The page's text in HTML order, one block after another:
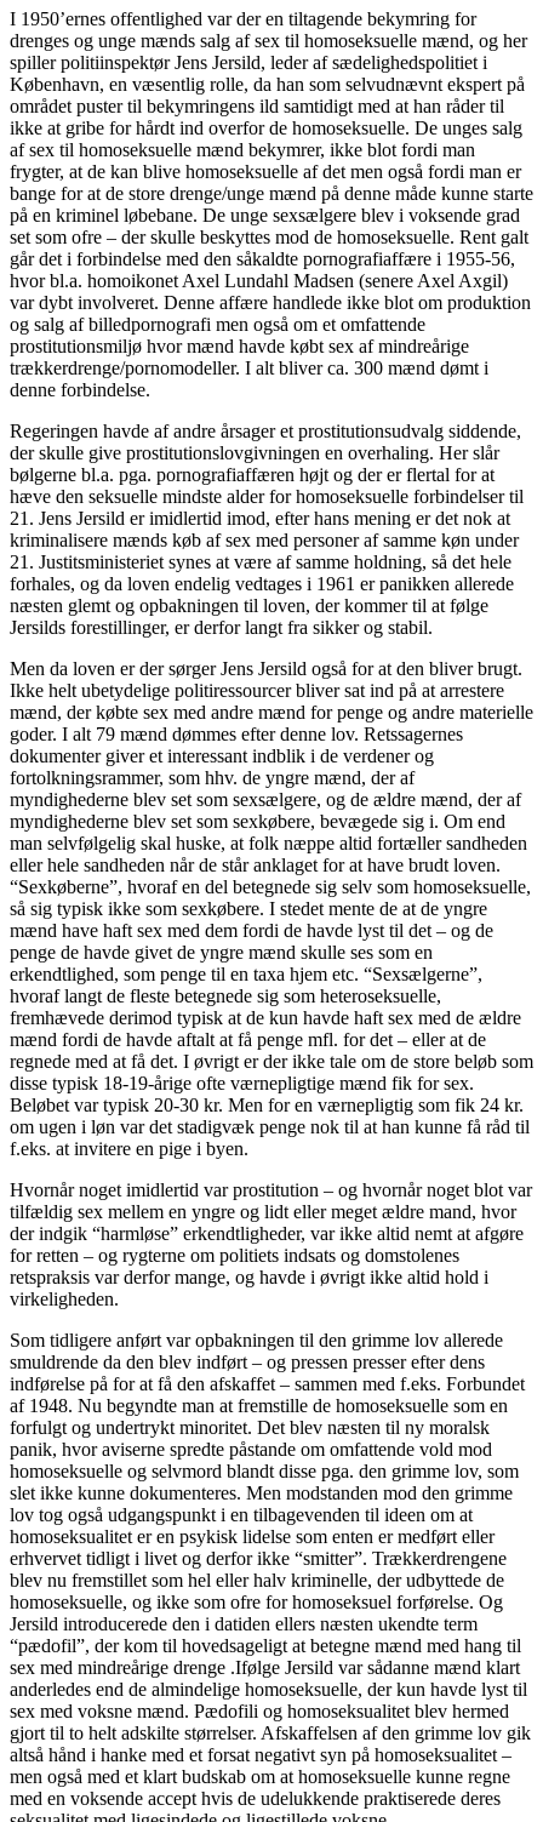
I 1950’ernes offentlighed var der en tiltagende bekymring for
drenges og unge mænds salg af sex til homoseksuelle mænd, og her
spiller politiinspektør Jens Jersild, leder af sædelighedspolitiet i
København, en væsentlig rolle, da han som selvudnævnt ekspert på
området puster til bekymringens ild samtidigt med at han råder til
ikke at gribe for hårdt ind overfor de homoseksuelle. De unges salg
af sex til homoseksuelle mænd bekymrer, ikke blot fordi man
frygter, at de kan blive homoseksuelle af det men også fordi man er
bange for at de store drenge/unge mænd på denne måde kunne starte
på en kriminel løbebane. De unge sexsælgere blev i voksende grad
set som ofre – der skulle beskyttes mod de homoseksuelle. Rent galt
går det i forbindelse med den såkaldte pornografiaffære i 1955-56,
hvor bl.a. homoikonet Axel Lundahl Madsen (senere Axel Axgil)
var dybt involveret. Denne affære handlede ikke blot om produktion
og salg af billedpornografi men også om et omfattende
prostitutionsmiljø hvor mænd havde købt sex af mindreårige
trækkerdrenge/pornomodeller. I alt bliver ca. 300 mænd dømt i
denne forbindelse.
Regeringen havde af andre årsager et prostitutionsudvalg siddende,
der skulle give prostitutionslovgivningen en overhaling. Her slår
bølgerne bl.a. pga. pornografiaffæren højt og der er flertal for at
hæve den seksuelle mindste alder for homoseksuelle forbindelser til
21. Jens Jersild er imidlertid imod, efter hans mening er det nok at
kriminalisere mænds køb af sex med personer af samme køn under
21. Justitsministeriet synes at være af samme holdning, så det hele
forhales, og da loven endelig vedtages i 1961 er panikken allerede
næsten glemt og opbakningen til loven, der kommer til at følge
Jersilds forestillinger, er derfor langt fra sikker og stabil.
Men da loven er der sørger Jens Jersild også for at den bliver brugt.
Ikke helt ubetydelige politiressourcer bliver sat ind på at arrestere
mænd, der købte sex med andre mænd for penge og andre materielle
goder. I alt 79 mænd dømmes efter denne lov. Retssagernes
dokumenter giver et interessant indblik i de verdener og
fortolkningsrammer, som hhv. de yngre mænd, der af
myndighederne blev set som sexsælgere, og de ældre mænd, der af
myndighederne blev set som sexkøbere, bevægede sig i. Om end
man selvfølgelig skal huske, at folk næppe altid fortæller sandheden
eller hele sandheden når de står anklaget for at have brudt loven.
“Sexkøberne”, hvoraf en del betegnede sig selv som homoseksuelle,
så sig typisk ikke som sexkøbere. I stedet mente de at de yngre
mænd have haft sex med dem fordi de havde lyst til det – og de
penge de havde givet de yngre mænd skulle ses som en
erkendtlighed, som penge til en taxa hjem etc. “Sexsælgerne”,
hvoraf langt de fleste betegnede sig som heteroseksuelle,
fremhævede derimod typisk at de kun havde haft sex med de ældre
mænd fordi de havde aftalt at få penge mfl. for det – eller at de
regnede med at få det. I øvrigt er der ikke tale om de store beløb som
disse typisk 18-19-årige ofte værnepligtige mænd fik for sex.
Beløbet var typisk 20-30 kr. Men for en værnepligtig som fik 24 kr.
om ugen i løn var det stadigvæk penge nok til at han kunne få råd til
f.eks. at invitere en pige i byen.
Hvornår noget imidlertid var prostitution – og hvornår noget blot var
tilfældig sex mellem en yngre og lidt eller meget ældre mand, hvor
der indgik “harmløse” erkendtligheder, var ikke altid nemt at afgøre
for retten – og rygterne om politiets indsats og domstolenes
retspraksis var derfor mange, og havde i øvrigt ikke altid hold i
virkeligheden.
Som tidligere anført var opbakningen til den grimme lov allerede
smuldrende da den blev indført – og pressen presser efter dens
indførelse på for at få den afskaffet – sammen med f.eks. Forbundet
af 1948. Nu begyndte man at fremstille de homoseksuelle som en
forfulgt og undertrykt minoritet. Det blev næsten til ny moralsk
panik, hvor aviserne spredte påstande om omfattende vold mod
homoseksuelle og selvmord blandt disse pga. den grimme lov, som
slet ikke kunne dokumenteres. Men modstanden mod den grimme
lov tog også udgangspunkt i en tilbagevenden til ideen om at
homoseksualitet er en psykisk lidelse som enten er medført eller
erhvervet tidligt i livet og derfor ikke “smitter”. Trækkerdrengene
blev nu fremstillet som hel eller halv kriminelle, der udbyttede de
homoseksuelle, og ikke som ofre for homoseksuel forførelse. Og
Jersild introducerede den i datiden ellers næsten ukendte term
“pædofil”, der kom til hovedsageligt at betegne mænd med hang til
sex med mindreårige drenge .Ifølge Jersild var sådanne mænd klart
anderledes end de almindelige homoseksuelle, der kun havde lyst til
sex med voksne mænd. Pædofili og homoseksualitet blev hermed
gjort til to helt adskilte størrelser. Afskaffelsen af den grimme lov gik
altså hånd i hanke med et forsat negativt syn på homoseksualitet –
men også med et klart budskab om at homoseksuelle kunne regne
med en voksende accept hvis de udelukkende praktiserede deres